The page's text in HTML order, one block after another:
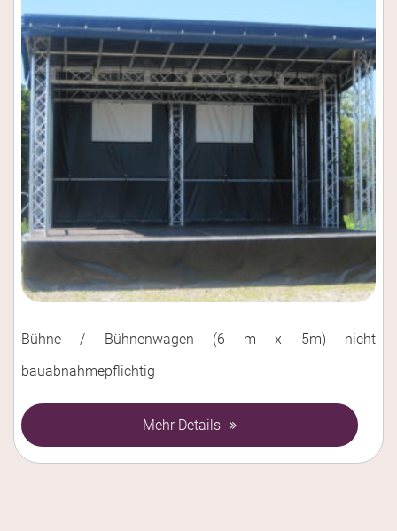
Bühne / Bühnenwagen (6 m x 5m) nicht
bauabnahmepflichtig
Mehr Details